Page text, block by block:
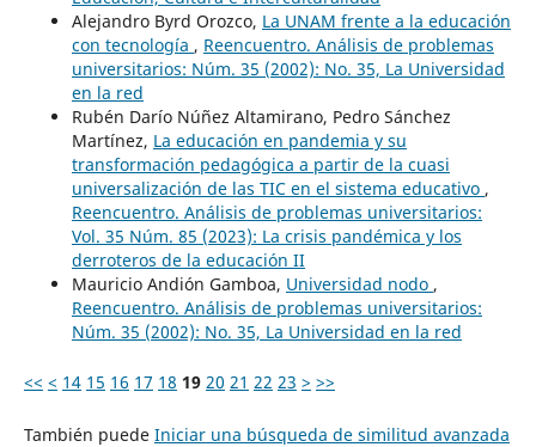
Alejandro Byrd Orozco, La UNAM frente a la educación
con tecnología , Reencuentro. Análisis de problemas
universitarios: Núm. 35 (2002): No. 35, La Universidad
en la red
Rubén Darío Núñez Altamirano, Pedro Sánchez
Martínez, La educación en pandemia y su
transformación pedagógica a partir de la cuasi
universalización de las TIC en el sistema educativo ,
Reencuentro. Análisis de problemas universitarios:
Vol. 35 Núm. 85 (2023): La crisis pandémica y los
derroteros de la educación II
Mauricio Andión Gamboa, Universidad nodo ,
Reencuentro. Análisis de problemas universitarios:
Núm. 35 (2002): No. 35, La Universidad en la red
<< < 14 15 16 17 18 19 20 21 22 23 > >>
También puede Iniciar una búsqueda de similitud avanzada